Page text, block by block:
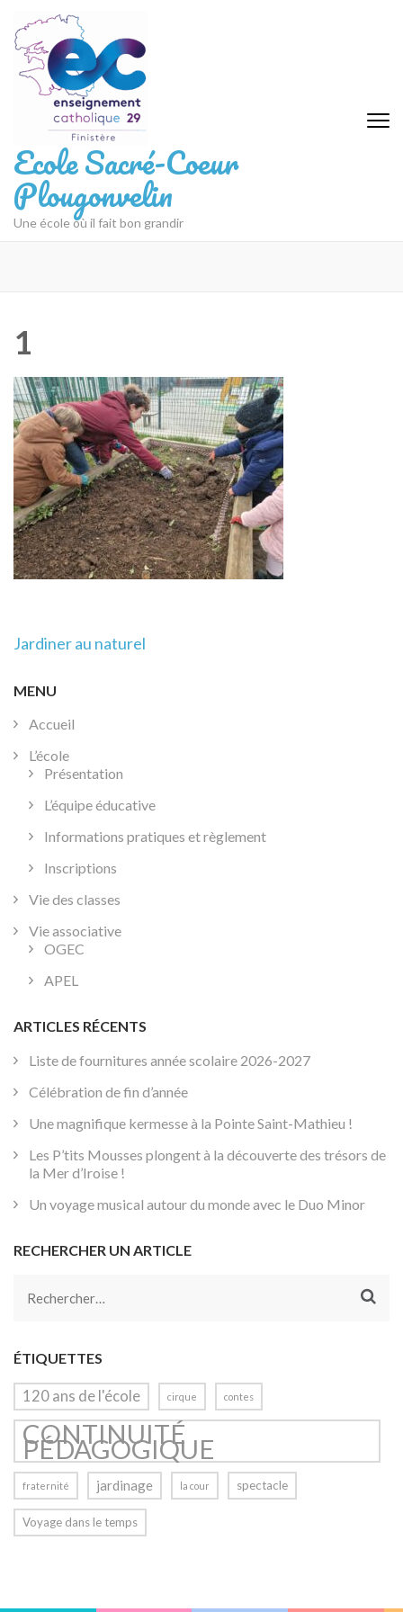
au
contenu
(Pressez
Entrée)
Ecole Sacré-Coeur
Plougonvelin
Une école où il fait bon grandir
1
Navigation
l’article
Jardiner au naturel
MENU
Accueil
L’école
Présentation
L’équipe éducative
Informations pratiques et règlement
Inscriptions
Vie des classes
Vie associative
OGEC
APEL
ARTICLES RÉCENTS
Liste de fournitures année scolaire 2026-2027
Célébration de fin d’année
Une magnifique kermesse à la Pointe Saint-Mathieu !
Les P’tits Mousses plongent à la découverte des trésors de
la Mer d’Iroise !
Un voyage musical autour du monde avec le Duo Minor
RECHERCHER UN ARTICLE
Rechercher :
ÉTIQUETTES
120 ans de l'école cirque contes
CONTINUITÉ
PÉDAGOGIQUE
fraternité jardinage la cour spectacle
Voyage dans le temps